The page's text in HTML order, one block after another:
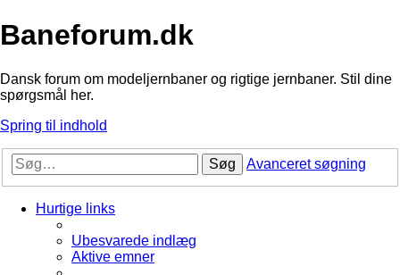
Baneforum.dk
Dansk forum om modeljernbaner og rigtige jernbaner. Stil dine
spørgsmål her.
Spring til indhold
Søg Avanceret søgning
Hurtige links
Ubesvarede indlæg
Aktive emner